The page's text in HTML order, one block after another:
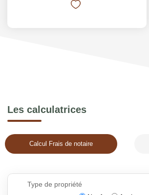
Les calculatrices
Calcul Frais de notaire